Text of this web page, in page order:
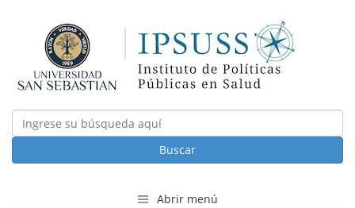
Buscar
Abrir menú